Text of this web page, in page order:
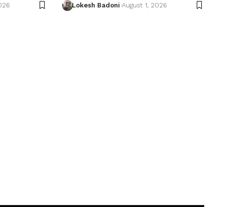
Lokesh Badoni August 1, 2026